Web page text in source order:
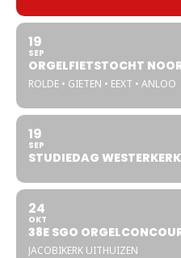
19
SEP
ORGELFIETSTOCHT
ROLDE • GIETEN • EEXT • ANLOO
19
SEP
STUDIEDAG
24
OKT
38E SGO
JACOBIKERK UITHUIZEN